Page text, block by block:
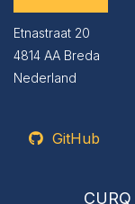
Etnastraat 20
4814 AA Breda
Nederland
GitHub
CURQ